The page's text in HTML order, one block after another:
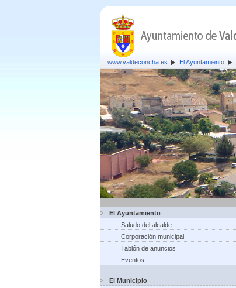
www.valdeconcha.es El Ayuntamiento
El Ayuntamiento
Saludo del alcalde
Corporación municipal
Tablón de anuncios
Eventos
El Municipio